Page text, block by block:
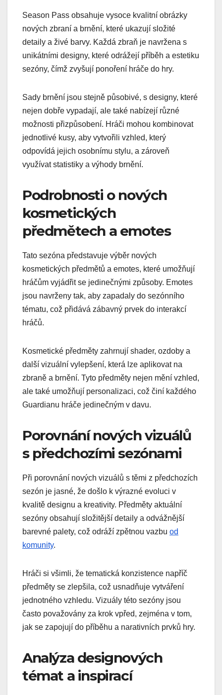
Season Pass obsahuje vysoce kvalitní obrázky
nových zbraní a brnění, které ukazují složité
detaily a živé barvy. Každá zbraň je navržena s
unikátními designy, které odrážejí příběh a estetiku
sezóny, čímž zvyšují ponoření hráče do hry.
Sady brnění jsou stejně působivé, s designy, které
nejen dobře vypadají, ale také nabízejí různé
možnosti přizpůsobení. Hráči mohou kombinovat
jednotlivé kusy, aby vytvořili vzhled, který
odpovídá jejich osobnímu stylu, a zároveň
využívat statistiky a výhody brnění.
Podrobnosti o nových
kosmetických
předmětech a emotes
Tato sezóna představuje výběr nových
kosmetických předmětů a emotes, které umožňují
hráčům vyjádřit se jedinečnými způsoby. Emotes
jsou navrženy tak, aby zapadaly do sezónního
tématu, což přidává zábavný prvek do interakcí
hráčů.
Kosmetické předměty zahrnují shader, ozdoby a
další vizuální vylepšení, která lze aplikovat na
zbraně a brnění. Tyto předměty nejen mění vzhled,
ale také umožňují personalizaci, což činí každého
Guardianu hráče jedinečným v davu.
Porovnání nových vizuálů
s předchozími sezónami
Při porovnání nových vizuálů s těmi z předchozích
sezón je jasné, že došlo k výrazné evoluci v
kvalitě designu a kreativity. Předměty aktuální
sezóny obsahují složitější detaily a odvážnější
barevné palety, což odráží zpětnou vazbu od
komunity.
Hráči si všimli, že tematická konzistence napříč
předměty se zlepšila, což usnadňuje vytváření
jednotného vzhledu. Vizuály této sezóny jsou
často považovány za krok vpřed, zejména v tom,
jak se zapojují do příběhu a narativních prvků hry.
Analýza designových
témat a inspirací